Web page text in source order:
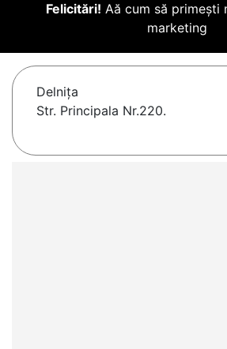
Felicitări! Aă cum să primești
marketing
Delniţa
Str. Principala Nr.220.